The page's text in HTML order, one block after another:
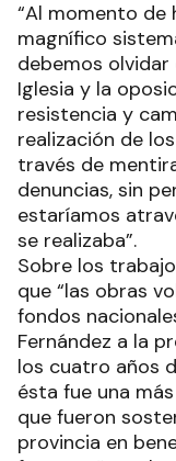
“Al momento
magnífico
debemos
Iglesia y la
resistencia y
realización de
través de
denuncias, sin
estaríamos
se realizaba”.
Sobre los
que “las obras
fondos
Fernández a la
los cuatro años
ésta fue una
que fueron
provincia en